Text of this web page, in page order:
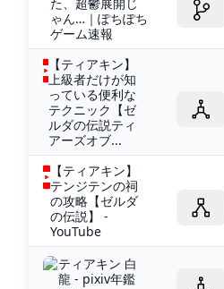
ゃん…｜ぽちぽち
ゲーム速報
【ティアキン】
上級者だけが知
っている便利な
テクニック【ゼ
ルダの伝説ティ
アーズオブ...
【ティアキン】
テンジテンの祠
の攻略【ゼルダ
の伝説】 -
YouTube
ティアキン 白
龍 - pixiv年鑑